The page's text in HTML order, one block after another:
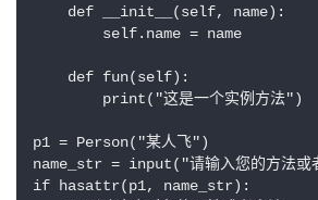
    def __init__(self, name):
        self.name = name
    def fun(self):
        print("这是一个实例方法")
p1 = Person("某人飞")
name_str = input("请输入您的方法
if hasattr(p1, name_str):